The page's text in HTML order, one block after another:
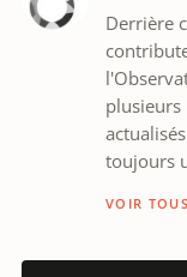
Derrière
toujours
VOIR